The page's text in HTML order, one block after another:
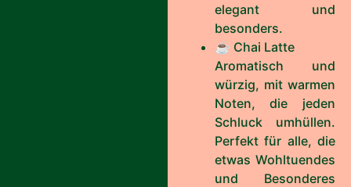
elegant und
besonders.
☕ Chai Latte
Aromatisch und
würzig, mit warmen
Noten, die jeden
Schluck umhüllen.
Perfekt für alle, die
etwas Wohltuendes
und Besonderes